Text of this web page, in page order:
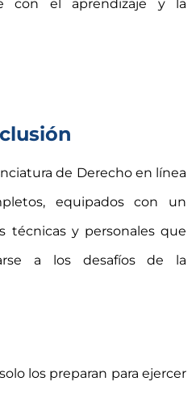
con el aprendizaje y la
de Derecho en línea
equipados con un
técnicas y personales que
a los desafíos de la
los preparan para ejercer